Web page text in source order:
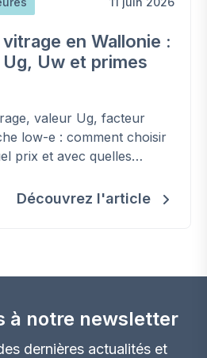
en Wallonie :
Uw et primes
valeur Ug, facteur
low-e : comment choisir
prix et avec quelles
Découvrez l'article
à notre newsletter
dernières actualités et